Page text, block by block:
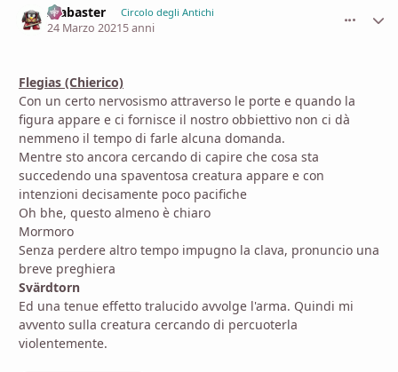
Alabaster Circolo degli Antichi
24 Marzo 20215 anni
Flegias (Chierico)
Con un certo nervosismo attraverso le porte e quando la
figura appare e ci fornisce il nostro obbiettivo non ci dà
nemmeno il tempo di farle alcuna domanda.
Mentre sto ancora cercando di capire che cosa sta
succedendo una spaventosa creatura appare e con
intenzioni decisamente poco pacifiche
Oh bhe, questo almeno è chiaro
Mormoro
Senza perdere altro tempo impugno la clava, pronuncio una
breve preghiera
Svärdtorn
Ed una tenue effetto tralucido avvolge l'arma. Quindi mi
avvento sulla creatura cercando di percuoterla
violentemente.